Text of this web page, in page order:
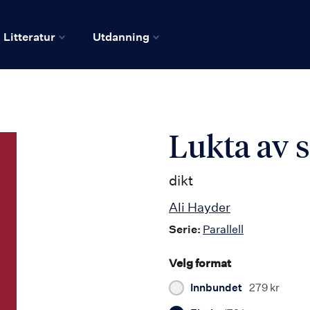
Litteratur Utdanning
Lukta av
dikt
Ali Hayder
Serie: Parallell
Velg format
Innbundet 279 kr